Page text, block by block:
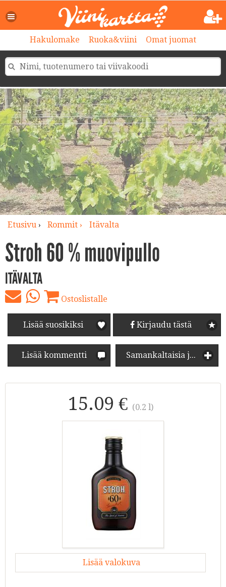
Hakulomake Ruoka&viini Omat juomat
Etusivu› Rommit › Itävalta
Stroh 60 % muovipullo
ITÄVALTA
Ostoslistalle
Lisää suosikiksi Kirjaudu tästä
Lisää kommentti Samankaltaisia juomia
15.09 € (0.2 l)
Lisää valokuva